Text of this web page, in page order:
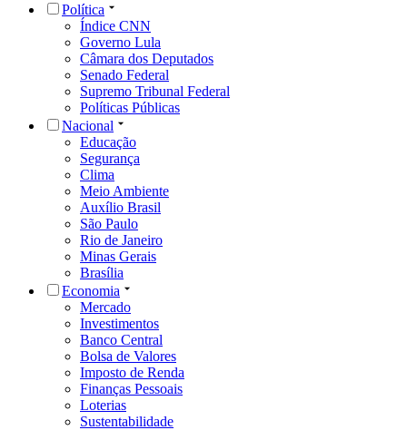
Política
Índice CNN
Governo Lula
Câmara dos Deputados
Senado Federal
Supremo Tribunal Federal
Políticas Públicas
Nacional
Educação
Segurança
Clima
Meio Ambiente
Auxílio Brasil
São Paulo
Rio de Janeiro
Minas Gerais
Brasília
Economia
Mercado
Investimentos
Banco Central
Bolsa de Valores
Imposto de Renda
Finanças Pessoais
Loterias
Sustentabilidade